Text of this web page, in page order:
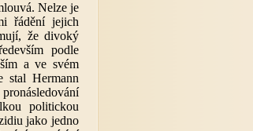
Nelze je
řádění jejich
že divoký
podle
a ve svém
stal Hermann
politickou
jako jedno